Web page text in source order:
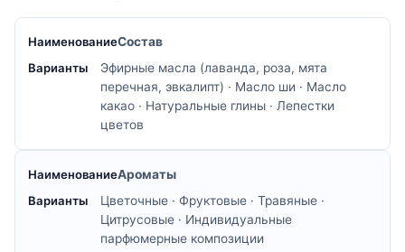
Состав
Эфирные масла (лаванда, роза, мята
перечная, эвкалипт) · Масло ши · Масло
какао · Натуральные глины · Лепестки
цветов
Ароматы
Цветочные · Фруктовые · Травяные ·
Цитрусовые · Индивидуальные
парфюмерные композиции